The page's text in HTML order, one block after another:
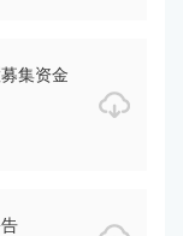
集资金